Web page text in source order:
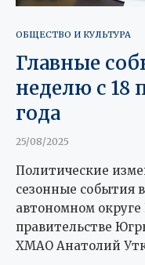
ОБЩЕСТВО И КУЛЬТУРА
Главные
неделю с 18
года
25/08/2025
Политические
сезонные события
автономном
правительстве
ХМАО Анатолий